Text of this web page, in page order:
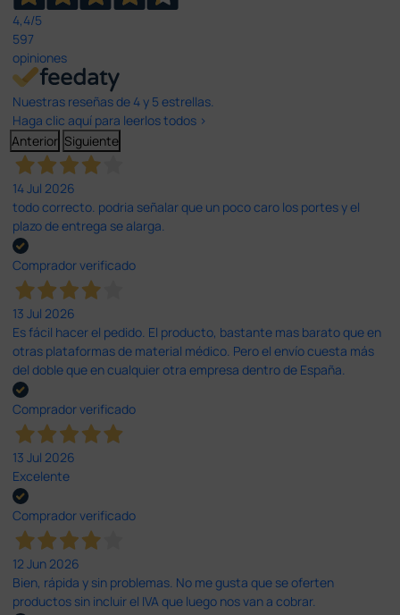
4,4/5
597
opiniones
Nuestras reseñas de 4 y 5 estrellas.
Haga clic aquí para leerlos todos >
Anterior Siguiente
14 Jul 2026
todo correcto. podria señalar que un poco caro los portes y el
plazo de entrega se alarga.
Comprador verificado
13 Jul 2026
Es fácil hacer el pedido. El producto, bastante mas barato que en
otras plataformas de material médico. Pero el envío cuesta más
del doble que en cualquier otra empresa dentro de España.
Comprador verificado
13 Jul 2026
Excelente
Comprador verificado
12 Jun 2026
Bien, rápida y sin problemas. No me gusta que se oferten
productos sin incluir el IVA que luego nos van a cobrar.